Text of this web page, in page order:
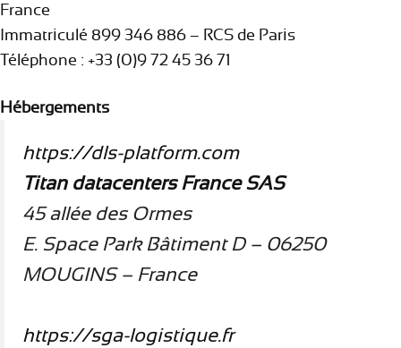
France
Immatriculé 899 346 886 – RCS de Paris
Téléphone : +33 (0)9 72 45 36 71
Hébergements
https://dls-platform.com
Titan datacenters France SAS
45 allée des Ormes
E. Space Park Bâtiment D – 06250
MOUGINS – France
https://sga-logistique.fr